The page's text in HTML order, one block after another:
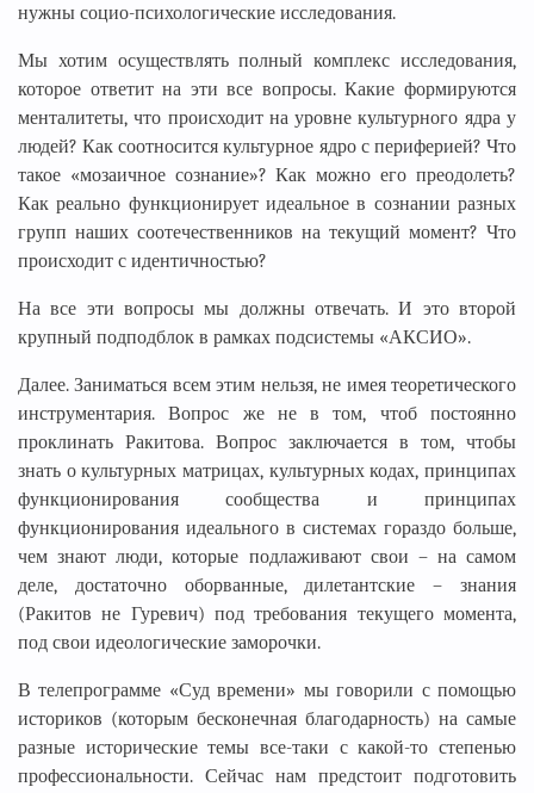
нужны социо-психологические исследования.
Мы хотим осуществлять полный комплекс исследования,
которое ответит на эти все вопросы. Какие формируются
менталитеты, что происходит на уровне культурного ядра у
людей? Как соотносится культурное ядро с периферией? Что
такое «мозаичное сознание»? Как можно его преодолеть?
Как реально функционирует идеальное в сознании разных
групп наших соотечественников на текущий момент? Что
происходит с идентичностью?
На все эти вопросы мы должны отвечать. И это второй
крупный подподблок в рамках подсистемы «АКСИО».
Далее. Заниматься всем этим нельзя, не имея теоретического
инструментария. Вопрос же не в том, чтоб постоянно
проклинать Ракитова. Вопрос заключается в том, чтобы
знать о культурных матрицах, культурных кодах, принципах
функционирования сообщества и принципах
функционирования идеального в системах гораздо больше,
чем знают люди, которые подлаживают свои – на самом
деле, достаточно оборванные, дилетантские – знания
(Ракитов не Гуревич) под требования текущего момента,
под свои идеологические заморочки.
В телепрограмме «Суд времени» мы говорили с помощью
историков (которым бесконечная благодарность) на самые
разные исторические темы все-таки с какой-то степенью
профессиональности. Сейчас нам предстоит подготовить